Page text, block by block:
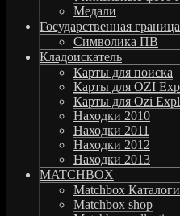
Медали
Государственная граница
Символика ПВ
Кладоискатель
Карты для поиска
Карты для OZI
Карты для Ozi
Находки 2010
Находки 2011
Находки 2012
Находки 2013
MATCHBOX
Matchbox Каталоги
Matchbox shop